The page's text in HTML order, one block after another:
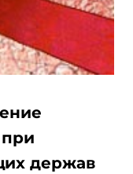
держав